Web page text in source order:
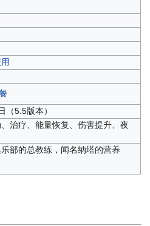
（5.5版本）
治疗、能量恢复、伤害提升、夜
部的总教练，闻名纳塔的营养